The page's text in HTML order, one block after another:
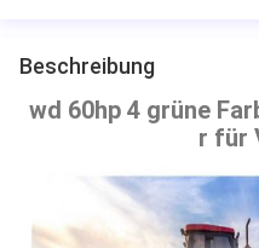
Beschreibung
wd 60hp 4 grüne
r für